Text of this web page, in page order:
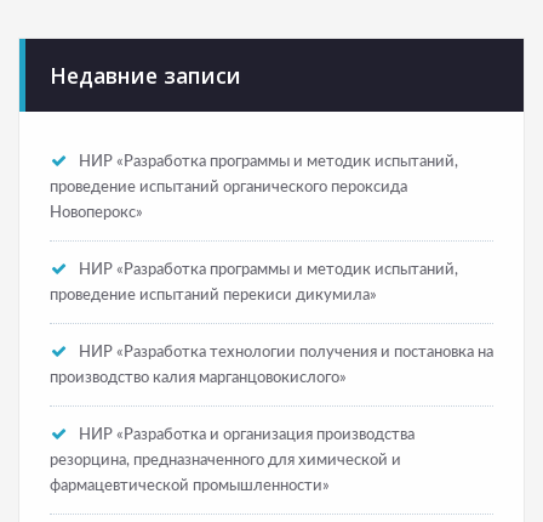
Недавние записи
НИР «Разработка программы и методик испытаний,
проведение испытаний органического пероксида
Новоперокс»
НИР «Разработка программы и методик испытаний,
проведение испытаний перекиси дикумила»
НИР «Разработка технологии получения и постановка на
производство калия марганцовокислого»
НИР «Разработка и организация производства
резорцина, предназначенного для химической и
фармацевтической промышленности»